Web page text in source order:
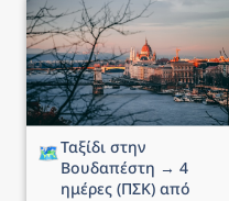
→ 4 ημέρες (ΠΣΚ) από
102€, αεροπορικά και
διαμονή
🗺️Ταξίδι στην
Βουδαπέστη → 4
ημέρες (ΠΣΚ) από